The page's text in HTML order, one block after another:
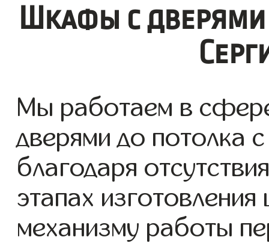
Шкафы с
Мы работаем в
дверями до потолка
благодаря
этапах
механизму работы